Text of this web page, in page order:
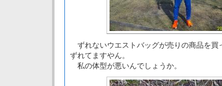
ずれないウエストバッグが売りの商品を買
ずれてますやん。
私の体型が悪いんでしょうか。